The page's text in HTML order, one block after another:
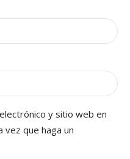
y sitio web en
vez que haga un